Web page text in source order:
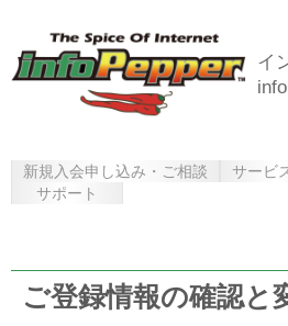
イ
新規入会申し込み・ご相談 サービ
サポート
ご登録情報の確認と